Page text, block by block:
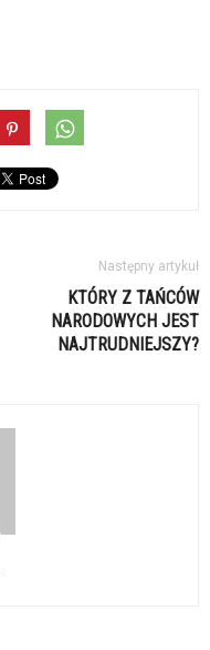
Następny artykuł
KTÓRY Z TAŃCÓW
NARODOWYCH JEST
NAJTRUDNIEJSZY?